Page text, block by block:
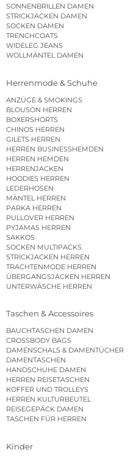
SONNENBRILLEN DAMEN
STRICKJACKEN DAMEN
SOCKEN DAMEN
TRENCHCOATS
WIDELEG JEANS
WOLLMÄNTEL DAMEN
Herrenmode & Schuhe
ANZÜGE & SMOKINGS
BLOUSON HERREN
BOXERSHORTS
CHINOS HERREN
GILETS HERREN
HERREN BUSINESSHEMDEN
HERREN HEMDEN
HERRENJACKEN
HOODIES HERREN
LEDERHOSEN
MÄNTEL HERREN
PARKA HERREN
PULLOVER HERREN
PYJAMAS HERREN
SAKKOS
SOCKEN MULTIPACKS
STRICKJACKEN HERREN
TRACHTENMODE HERREN
ÜBERGANGSJACKEN HERREN
UNTERWÄSCHE HERREN
Taschen & Accessoires
BAUCHTASCHEN DAMEN
CROSSBODY BAGS
DAMENSCHALS & DAMENTÜCHER
DAMENTASCHEN
HANDSCHUHE DAMEN
HERREN REISETASCHEN
KOFFER UND TROLLEYS
HERREN KULTURBEUTEL
REISEGEPÄCK DAMEN
TASCHEN FÜR HERREN
Kinder